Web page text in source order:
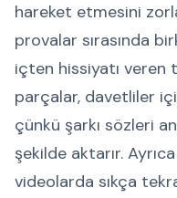
hareket etmesini
provalar sırasında
içten hissiyatı veren
parçalar, davetliler
çünkü şarkı sözleri
şekilde aktarır.
videolarda sıkça